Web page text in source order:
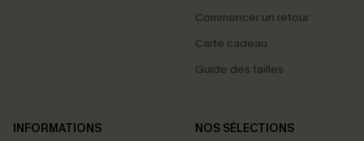
Commencer un retour
Carte cadeau
Guide des tailles
INFORMATIONS
NOS SÉLECTIONS
PROFITEZ DE -15%